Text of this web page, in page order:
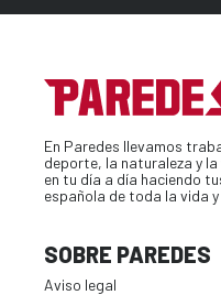
En Paredes llevamos
deporte, la naturaleza y
en tu día a día haciendo
española de toda la vida
SOBRE PAREDES
Aviso legal